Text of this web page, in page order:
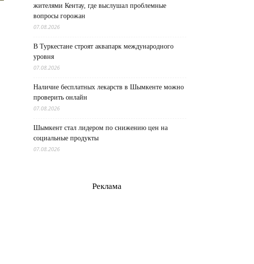
жителями Кентау, где выслушал проблемные
вопросы горожан
07.08.2026
В Туркестане строят аквапарк международного
уровня
07.08.2026
Наличие бесплатных лекарств в Шымкенте можно
проверить онлайн
07.08.2026
Шымкент стал лидером по снижению цен на
социальные продукты
07.08.2026
Реклама